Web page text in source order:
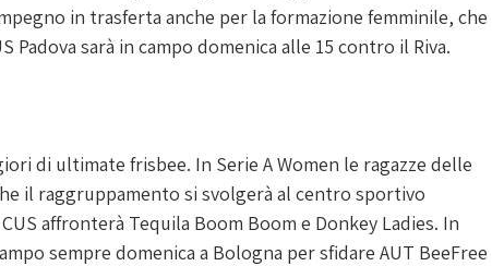
in trasferta anche per la formazione femminile, che
sarà in campo domenica alle 15 contro il Riva.
di ultimate frisbee. In Serie A Women le ragazze delle
il raggruppamento si svolgerà al centro sportivo
affronterà Tequila Boom Boom e Donkey Ladies. In
sempre domenica a Bologna per sfidare AUT BeeFree